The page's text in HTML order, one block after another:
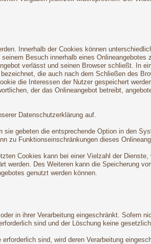
Innerhalb der Cookies können
Besuch innerhalb eines Onlineangebotes
verlässt und seinen Browser schließt. In
die auch nach dem Schließen des
die Interessen der Nutzer gespeichert
der das Onlineangebot betreibt,
Datenschutzerklärung auf.
gebeten die entsprechende Option in den
zu Funktionseinschränkungen dieses
Cookies kann bei einer Vielzahl der
werden. Des Weiteren kann die Speicherung
genutzt werden können.
in ihrer Verarbeitung eingeschränkt. Sofern
sind und der Löschung keine
sind, wird deren Verarbeitung